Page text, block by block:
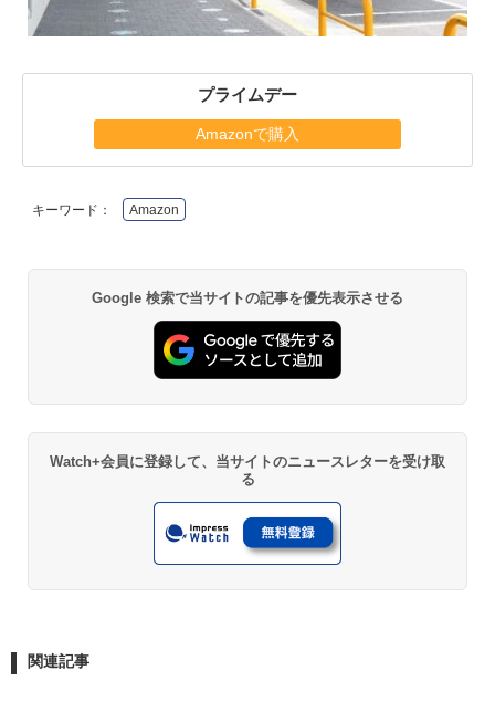
プライムデー
Amazonで購入
キーワード： Amazon
Google 検索で当サイトの記事を優先表示させる
Watch+会員に登録して、当サイトのニュースレターを受け取
る
関連記事